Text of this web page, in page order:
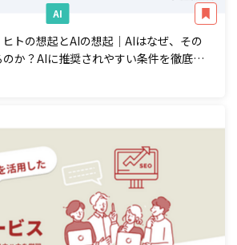
AI
ヒトの想起とAIの想起｜AIはなぜ、その
か？AIに推奨されやすい条件を徹底解